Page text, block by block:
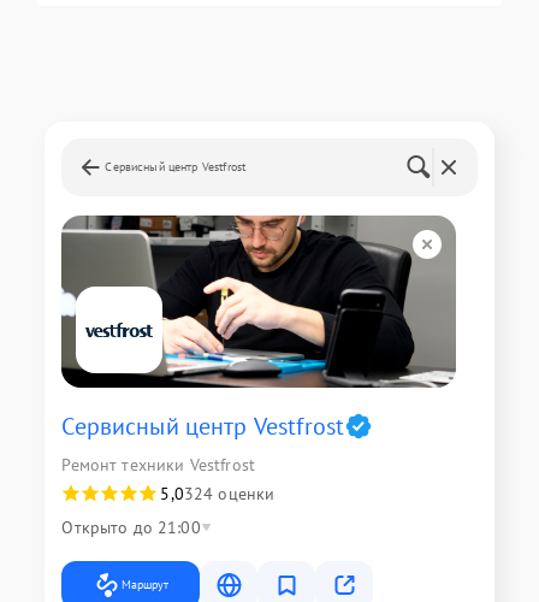
Сервисный центр Vestfrost
Сервисный центр Vestfrost
Ремонт техники Vestfrost
5,0324 оценки
Открыто до 21:00
Маршрут